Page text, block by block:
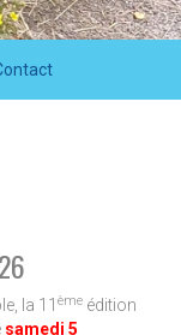
la 11 èmeédition
samedi 5